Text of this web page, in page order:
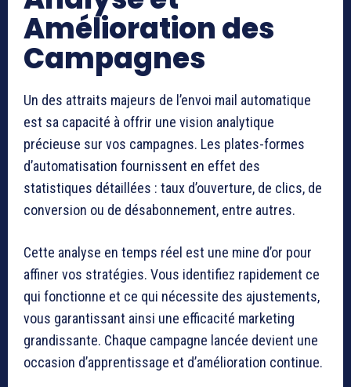
Amélioration des
Campagnes
Un des attraits majeurs de l’envoi mail automatique
est sa capacité à offrir une vision analytique
précieuse sur vos campagnes. Les plates-formes
d’automatisation fournissent en effet des
statistiques détaillées : taux d’ouverture, de clics, de
conversion ou de désabonnement, entre autres.
Cette analyse en temps réel est une mine d’or pour
affiner vos stratégies. Vous identifiez rapidement ce
qui fonctionne et ce qui nécessite des ajustements,
vous garantissant ainsi une efficacité marketing
grandissante. Chaque campagne lancée devient une
occasion d’apprentissage et d’amélioration continue.